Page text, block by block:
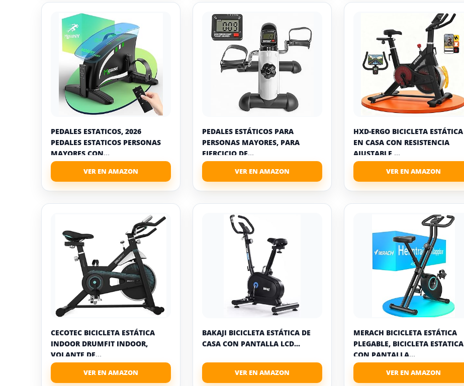
PEDALES ESTATICOS, 2026
PEDALES ESTATICOS PERSONAS
MAYORES CON...
PEDALES ESTÁTICOS PARA
PERSONAS MAYORES, PARA
EJERCICIO DE...
HXD-ERGO BICICLETA ESTÁTICA
EN CASA CON RESISTENCIA
AJUSTABLE,...
CECOTEC BICICLETA ESTÁTICA
INDOOR DRUMFIT INDOOR,
VOLANTE DE...
BAKAJI BICICLETA ESTÁTICA DE
CASA CON PANTALLA LCD...
MERACH BICICLETA ESTÁTICA
PLEGABLE, BICICLETA ESTATICA
CON PANTALLA...